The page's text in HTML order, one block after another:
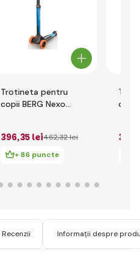
Trotineta pentru
copii BERG Nexo
396,35 lei462,32 lei
+ 86 puncte
copii
396
Recenzii Informații despre